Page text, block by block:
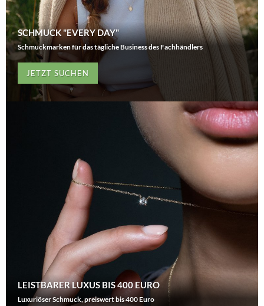
SCHMUCK "EVERY DAY"
Schmuckmarken für das tägliche Business des Fachhändlers
JETZT SUCHEN
LEISTBARER LUXUS BIS 400 EURO
Luxuriöser Schmuck, preiswert bis 400 Euro